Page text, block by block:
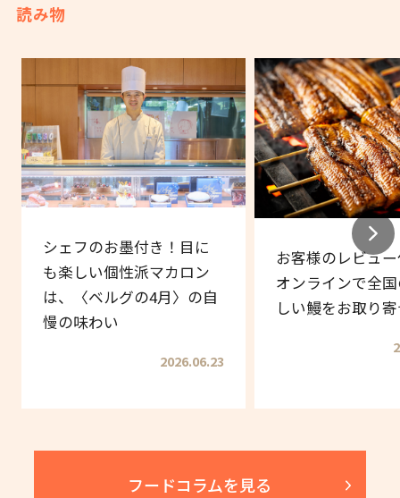
読み物
シェフのお墨付き！目に
も楽しい個性派マカロン
は、〈ベルグの4月〉の自
慢の味わい
2026.06.23
お客様のレビュ
オンラインで全
しい鰻をお取り
フードコラムを見る